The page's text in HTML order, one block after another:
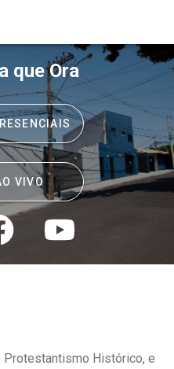
que Ora
VIVO
Protestantismo Histórico, e